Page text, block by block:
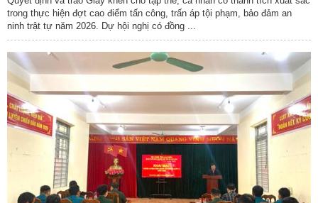
trong thực hiện đợt cao điểm tấn công, trấn áp tội phạm, bảo đảm an
ninh trật tự năm 2026. Dự hội nghị có đồng ...